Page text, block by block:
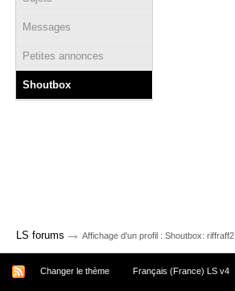
Messages
Petites annonces
Shoutbox
LS forums → Affichage d'un profil : Shoutbox: riffraff2
Changer le thème Français (France) LS v4